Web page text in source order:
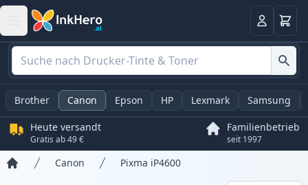
Anmelden
Brother Canon Epson HP Lexmark Samsung
Heute versandt
Gratis ab 49 €
Familienbetrieb
seit 1997
Canon Pixma iP4600